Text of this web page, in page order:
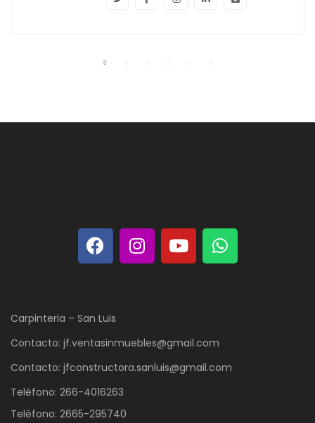
Contacto: jfconstructora.sanluis@gmail.com
Teléfono: 266-4016263
www.jfinmobiliaria.com
www.constructorajf.com
FLORENCIA DANILA MOYANO (MATRÍCULA 1064)